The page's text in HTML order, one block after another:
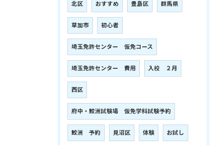
北区 おすすめ 豊島区 群馬県
草加市 初心者
埼玉免許センター 仮免コース
埼玉免許センター 費用 入校 ２月
西区
府中・鮫洲試験場 仮免学科試験予約
鮫洲 予約 見沼区 体験 お試し